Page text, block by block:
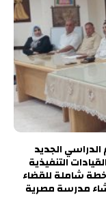
الجديد
التنفيذية
شاملة للقضاء
مدرسة مصرية